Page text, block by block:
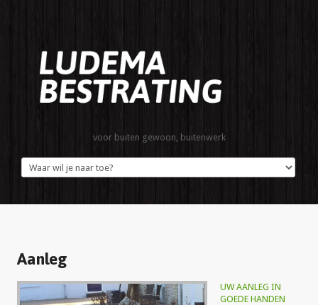
voor buiten gewoon, buitenwerk
Aanleg
UW AANLEG IN
GOEDE HANDEN